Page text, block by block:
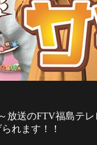
放送のFTV福島テ
れます！！